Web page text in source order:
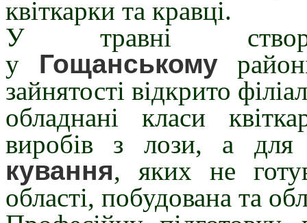
квіткарки та кравці.
У травні
у Гощанському
зайнятості відкрито
обладнані класи
виробів з лози, а для
кування, яких не
області, побудована та